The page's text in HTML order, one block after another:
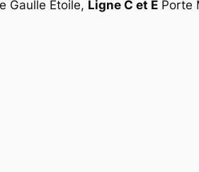
Gaulle Étoile, Ligne C et E Porte